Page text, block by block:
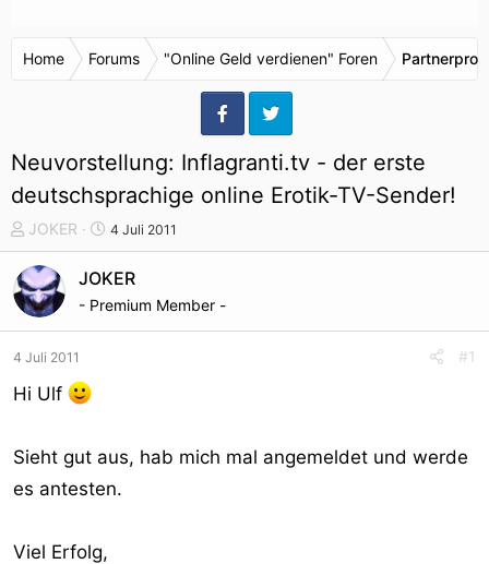
Home Forums "Online Geld verdienen" Foren
Neuvorstellung: Inflagranti.tv - der erste
deutschsprachige online Erotik-TV-Sender!
T
h
e
m
e
s
t
t
r
JOKER
S
t
a
4 Juli 2011
JOKER
- Premium Member -
4 Juli 2011 #1
Hi Ulf
Sieht gut aus, hab mich mal angemeldet und werde
es antesten.
Viel Erfolg,